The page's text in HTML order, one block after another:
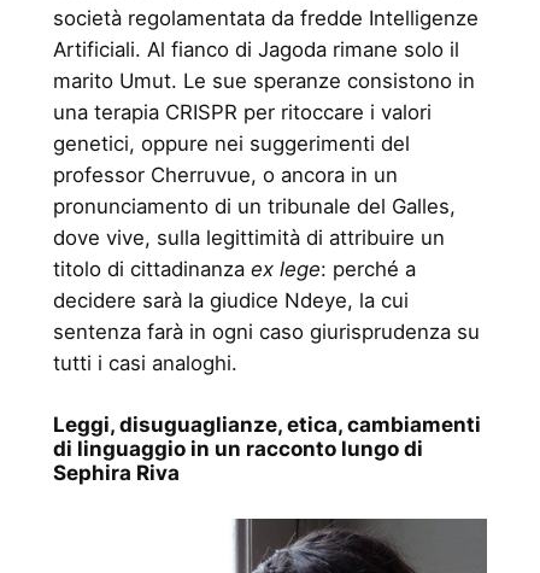
società regolamentata da fredde Intelligenze
Artificiali. Al fianco di Jagoda rimane solo il
marito Umut. Le sue speranze consistono in
una terapia CRISPR per ritoccare i valori
genetici, oppure nei suggerimenti del
professor Cherruvue, o ancora in un
pronunciamento di un tribunale del Galles,
dove vive, sulla legittimità di attribuire un
titolo di cittadinanza ex lege: perché a
decidere sarà la giudice Ndeye, la cui
sentenza farà in ogni caso giurisprudenza su
tutti i casi analoghi.
Leggi, disuguaglianze, etica, cambiamenti
di linguaggio in un racconto lungo di
Sephira Riva